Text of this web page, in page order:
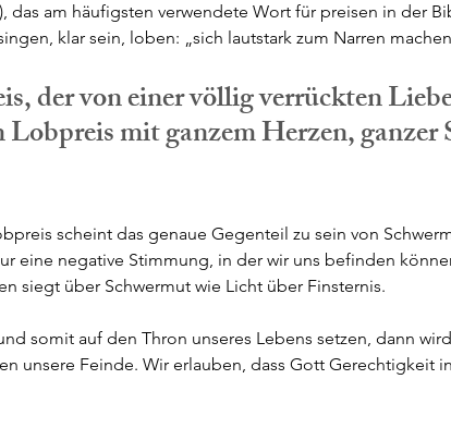
klar sein, loben: „sich lautstark zum Narren
der von einer völlig verrückten
mit ganzem Herzen, ganzer
scheint das genaue Gegenteil zu sein von
eine negative Stimmung, in der wir uns befinden
siegt über Schwermut wie Licht über Finsternis.
somit auf den Thron unseres Lebens setzen, dann
unsere Feinde. Wir erlauben, dass Gott Gerechtigkeit